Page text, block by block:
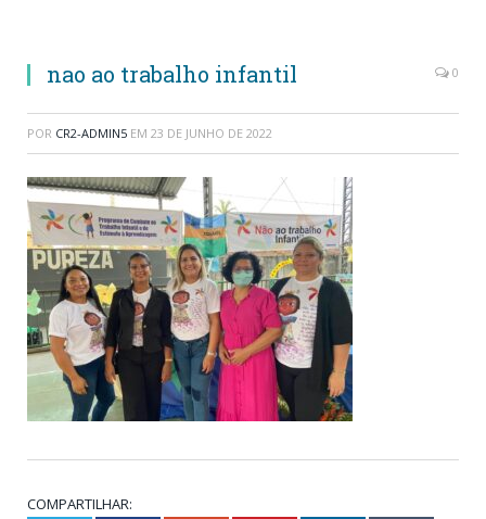
nao ao trabalho infantil 0
POR CR2-ADMIN5 EM 23 DE JUNHO DE 2022
COMPARTILHAR: